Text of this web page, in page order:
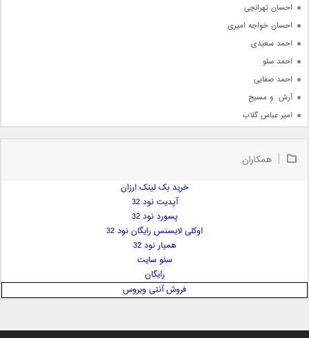
احسان تهرانچی
احسان خواجه امیری
احمد سعیدی
احمد سلو
احمد صفایی
آرش  و مسیح
امیر عباس گلاب
امیر علی
ایمان غلامی
بابک جهانبخش
همکاران
خرید بک لینک ارزان
آپدیت نود 32
پسورد نود 32
اوکلی لایسنس رایگان نود 32
همیار نود 32
سئو سایت
رایگان
فروش آنتی ویروس